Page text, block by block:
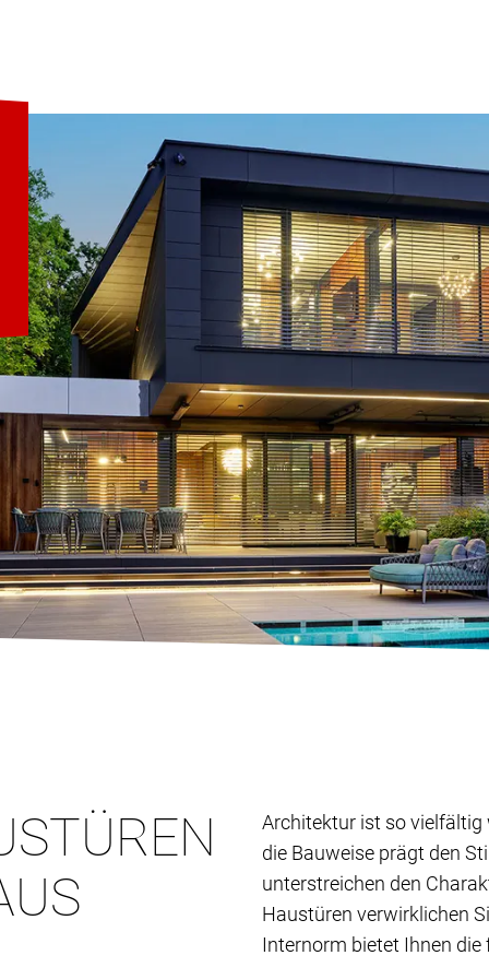
Architektur ist so vielfältig
die Bauweise prägt den
unterstreichen den
Haustüren verwirklichen
Internorm bietet Ihnen die